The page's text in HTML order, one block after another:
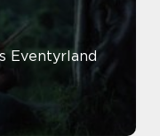
Eventyrland